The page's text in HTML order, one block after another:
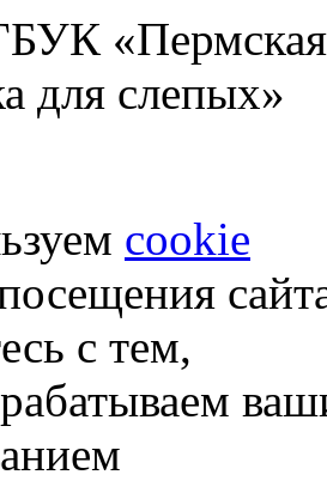
«Пермская
для слепых»
cookie
с тем,